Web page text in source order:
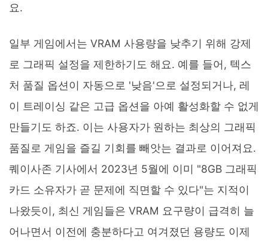
요.
일부 게임에서는 VRAM 사용량을 낮추기 위해 강제
로 그래픽 설정을 제한하기도 해요. 예를 들어, 텍스
처 품질 옵션이 자동으로 '낮음'으로 설정되거나, 레
이 트레이싱 같은 고급 옵션을 아예 활성화할 수 없게
만들기도 하죠. 이는 사용자가 원하는 최상의 그래픽
품질로 게임을 즐길 기회를 빼앗는 결과로 이어져요.
퀘이사존 기사에서 2023년 5월에 이미 "8GB 그래픽
카드 소유자가 곧 문제에 직면할 수 있다"는 지적이
나왔듯이, 최신 게임들은 VRAM 요구량이 급격히 늘
어나면서 이전에 충분하다고 여겨졌던 용량도 이제